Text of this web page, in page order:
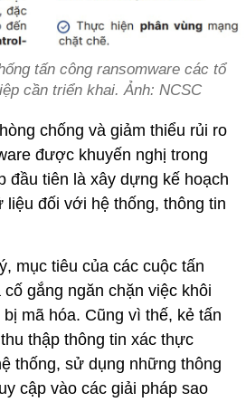
tấn công ransomware các tổ
cần triển khai. Ảnh: NCSC
chống và giảm thiểu rủi ro
được khuyến nghị trong
đầu tiên là xây dựng kế hoạch
đối với hệ thống, thông tin
mục tiêu của các cuộc tấn
gắng ngăn chặn việc khôi
mã hóa. Cũng vì thế, kẻ tấn
thập thông tin xác thực
thống, sử dụng những thông
cập vào các giải pháp sao